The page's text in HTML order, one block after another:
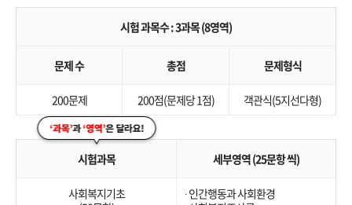
시험 과목수 : 3과목 (8영역)
문제 수 총점 문제형식
200문제 200점(문제당 1점) 객관식(5지선다형)
시험과목 세부영역 (25문항 씩)
사회복지기초
∙ 인간행동과 사회환경